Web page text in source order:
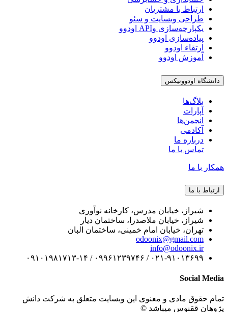
حسابداری و حسابرسی
ارتباط با مشتریان
طراحی وبسایت و سئو
یکپارچه‌سازی وAPI اودوو
پیاده‌سازی اودوو
ارتقاء اودوو
آموزش اودوو
دانشگاه اودوونیکس
بلاگ‌ها
آپارات
انجمن‌ها
آکادمی
درباره ما
تماس با ما
همکار با ما
ارتباط با ما
شیراز، خیابان مدرس، کارخانه نوآوری
شیراز، خیابان ملاصدرا، ساختمان دیار
تهران، خیابان امام خمینی، ساختمان البان
odoonix@gmail.com
info@odoonix.ir
تمام حقوق مادی و معنوی این وبسایت متعلق به شرکت دانش